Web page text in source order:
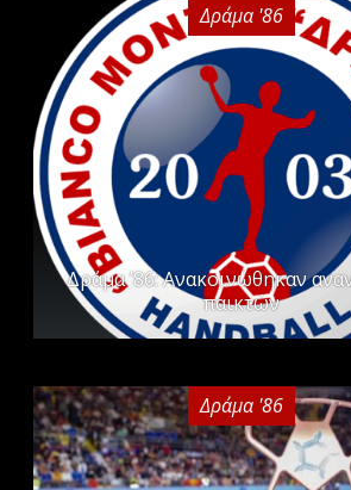
Δράμα '86
Δράμα ’86: Ανακοινώθηκαν
παικτών
Δράμα '86